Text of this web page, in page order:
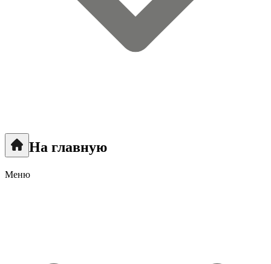
На главную
Меню